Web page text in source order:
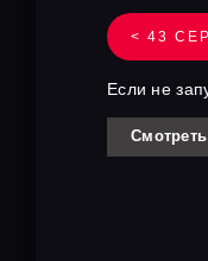
< 43
Если не